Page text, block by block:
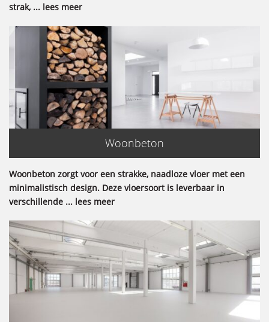
strak, ... lees meer
Woonbeton
Woonbeton zorgt voor een strakke, naadloze vloer met een
minimalistisch design. Deze vloersoort is leverbaar in
verschillende ... lees meer